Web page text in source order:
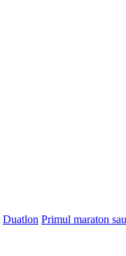
Duatlon Primul maraton